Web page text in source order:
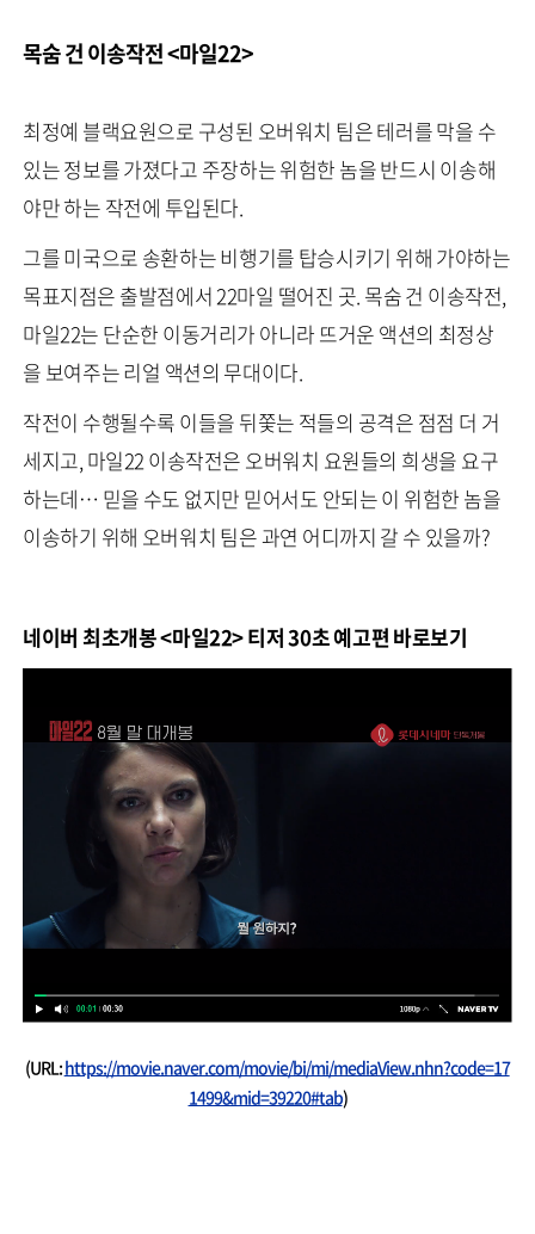
목숨 건 이송작전 <마일22>
최정예 블랙요원으로 구성된 오버워치 팀은 테러를 막을 수
있는 정보를 가졌다고 주장하는 위험한 놈을 반드시 이송해
야만 하는 작전에 투입된다.
그를 미국으로 송환하는 비행기를 탑승시키기 위해 가야하는
목표지점은 출발점에서 22마일 떨어진 곳. 목숨 건 이송작전,
마일22는 단순한 이동거리가 아니라 뜨거운 액션의 최정상
을 보여주는 리얼 액션의 무대이다.
작전이 수행될수록 이들을 뒤쫓는 적들의 공격은 점점 더 거
세지고, 마일22 이송작전은 오버워치 요원들의 희생을 요구
하는데… 믿을 수도 없지만 믿어서도 안되는 이 위험한 놈을
이송하기 위해 오버워치 팀은 과연 어디까지 갈 수 있을까?
네이버 최초개봉 <마일22> 티저 30초 예고편 바로보기
(URL:https://movie.naver.com/movie/bi/mi/mediaView.nhn?code=17
1499&mid=39220#tab)